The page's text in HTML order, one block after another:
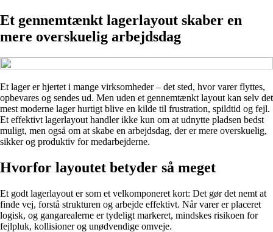
Et gennemtænkt lagerlayout skaber en
mere overskuelig arbejdsdag
Et lager er hjertet i mange virksomheder – det sted, hvor varer flyttes,
opbevares og sendes ud. Men uden et gennemtænkt layout kan selv det
mest moderne lager hurtigt blive en kilde til frustration, spildtid og fejl.
Et effektivt lagerlayout handler ikke kun om at udnytte pladsen bedst
muligt, men også om at skabe en arbejdsdag, der er mere overskuelig,
sikker og produktiv for medarbejderne.
Hvorfor layoutet betyder så meget
Et godt lagerlayout er som et velkomponeret kort: Det gør det nemt at
finde vej, forstå strukturen og arbejde effektivt. Når varer er placeret
logisk, og gangarealerne er tydeligt markeret, mindskes risikoen for
fejlpluk, kollisioner og unødvendige omveje.